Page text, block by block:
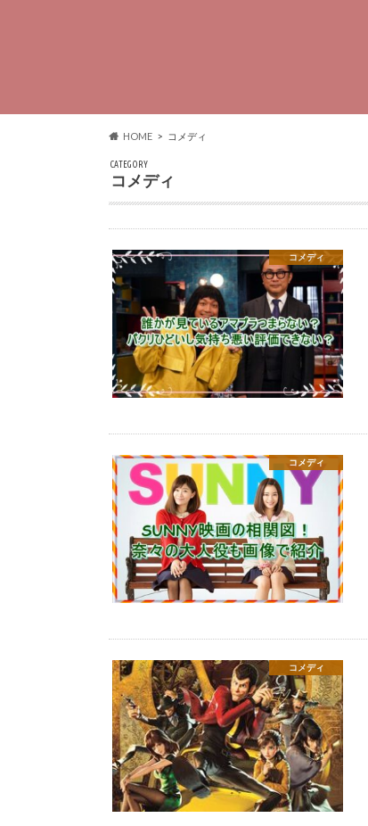
HOME コメディ
CATEGORY
コメディ
コメディ
コメディ
コメディ